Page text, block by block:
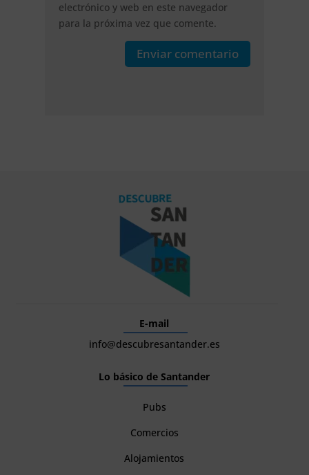
electrónico y web en este navegador
para la próxima vez que comente.
Enviar comentario
E-mail
info@descubresantander.es
Lo básico de Santander
Pubs
Comercios
Alojamientos